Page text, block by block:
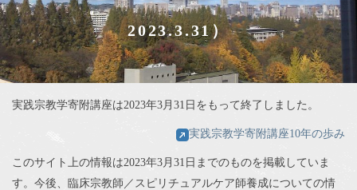
2023.3.31）
実践宗教学寄附講座は2023年3月31日をもって終了しました。
実践宗教学寄附講座10年の歩み
このサイト上の情報は2023年3月31日までのものを掲載していま
す。今後、臨床宗教師／スピリチュアルケア師養成についての情